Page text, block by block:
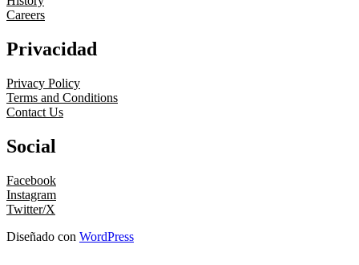
Careers
Privacidad
Privacy Policy
Terms and Conditions
Contact Us
Social
Facebook
Instagram
Twitter/X
Diseñado con WordPress